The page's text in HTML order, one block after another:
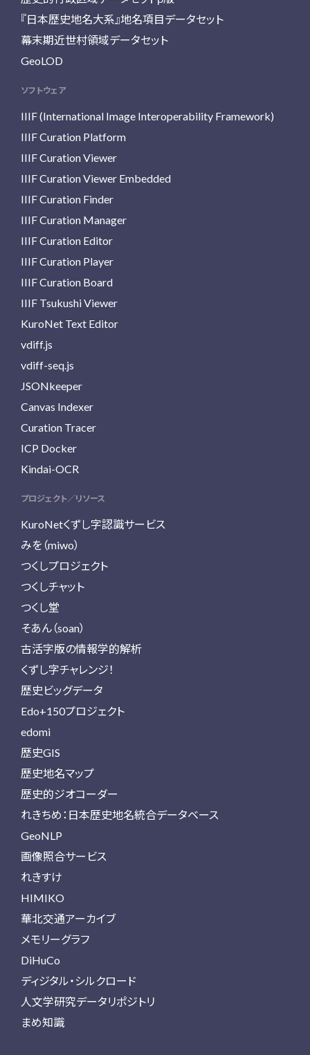
『日本歴史地名大系』地名項目データセット
幕末期近世村領域データセット
GeoLOD
ソフトウェア
IIIF (International Image Interoperability Framework)
IIIF Curation Platform
IIIF Curation Viewer
IIIF Curation Viewer Embedded
IIIF Curation Finder
IIIF Curation Manager
IIIF Curation Editor
IIIF Curation Player
IIIF Curation Board
IIIF Tsukushi Viewer
KuroNet Text Editor
vdiff.js
vdiff-seq.js
JSONkeeper
Canvas Indexer
Curation Tracer
ICP Docker
Kindai-OCR
プロジェクト／リソース
KuroNetくずし字認識サービス
みを（miwo）
つくしプロジェクト
つくしチャット
つくし堂
そあん（soan）
古活字版の情報学的解析
くずし字チャレンジ！
歴史ビッグデータ
Edo+150プロジェクト
edomi
歴史GIS
歴史地名マップ
歴史的ジオコーダー
れきちめ：日本歴史地名統合データベース
GeoNLP
画像照合サービス
れきすけ
HIMIKO
華北交通アーカイブ
メモリーグラフ
DiHuCo
ディジタル・シルクロード
人文学研究データリポジトリ
まめ知識